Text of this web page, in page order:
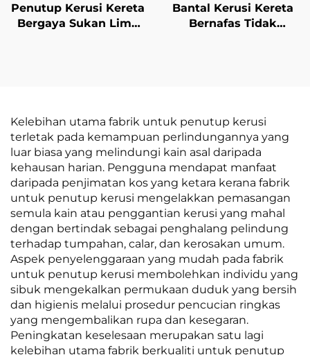
Penutup Kerusi Kereta
Bergaya Sukan Lima
Pengudaraan Urut
Bantal Kerusi Kereta
Bernafas Tidak
Kelebihan utama fabrik untuk penutup kerusi
terletak pada kemampuan perlindungannya yang
luar biasa yang melindungi kain asal daripada
kehausan harian. Pengguna mendapat manfaat
daripada penjimatan kos yang ketara kerana fabrik
untuk penutup kerusi mengelakkan pemasangan
semula kain atau penggantian kerusi yang mahal
dengan bertindak sebagai penghalang pelindung
terhadap tumpahan, calar, dan kerosakan umum.
Aspek penyelenggaraan yang mudah pada fabrik
untuk penutup kerusi membolehkan individu yang
sibuk mengekalkan permukaan duduk yang bersih
dan higienis melalui prosedur pencucian ringkas
yang mengembalikan rupa dan kesegaran.
Peningkatan keselesaan merupakan satu lagi
kelebihan utama fabrik berkualiti untuk penutup